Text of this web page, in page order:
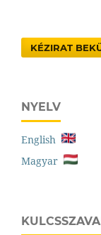
KÉZIRAT
NYELV
English
Magyar